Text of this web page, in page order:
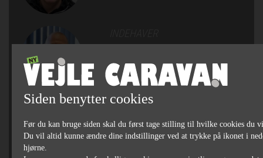
76 90 75 75
SALGSCHEF, AUTOCAMPERE
OG CAMPINGVOGNE
Michael Bjørn Jakobsen
Siden benytter cookies
Før du kan bruge siden skal du først tage stilling til hvilke cookies du
Du vil altid kunne ændre dine indstillinger ved at trykke på ikonet i
hjørne.